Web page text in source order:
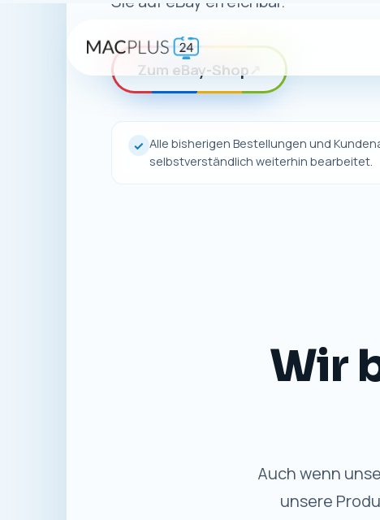
Zum eBay-Shop
✓ Alle bisherigen Bestellungen und
selbstverständlich weiterhin bearbeitet.
Wir
Auch wenn
unsere